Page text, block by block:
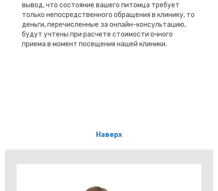
вывод, что состояние вашего питомца требует
только непосредственного обращения в клинику, то
деньги, перечисленные за онлайн-консультацию,
будут учтены при расчете стоимости очного
приема в момент посещения нашей клиники.
Наверх